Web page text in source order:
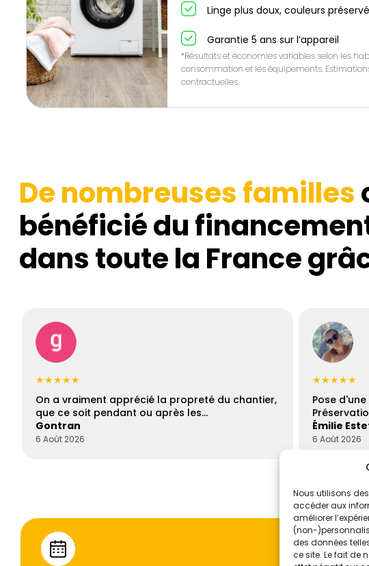
Nous utilisons
accéder aux
améliorer
(non-
des données
ce site. Le fait de
Linge plus doux, couleurs
Garantie 5 ans sur l’appareil
*Résultats et économies variables selon les
consommation et les équipements.
contractuelles.
De nombreuses familles
bénéficié du
dans toute la France
★★★★★
On a vraiment apprécié la propreté du chantier,
que ce soit pendant ou après les…
Gontran
6 Août 2026
★★★★★
Pose
Émilie
6 Août 2026